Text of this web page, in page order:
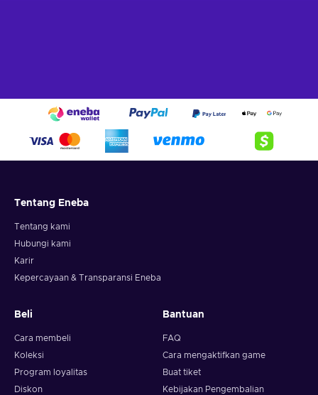
Tentang Eneba
Tentang kami
Hubungi kami
Karir
Kepercayaan & Transparansi Eneba
Beli
Cara membeli
Koleksi
Program loyalitas
Diskon
Bantuan
FAQ
Cara mengaktifkan game
Buat tiket
Kebijakan Pengembalian